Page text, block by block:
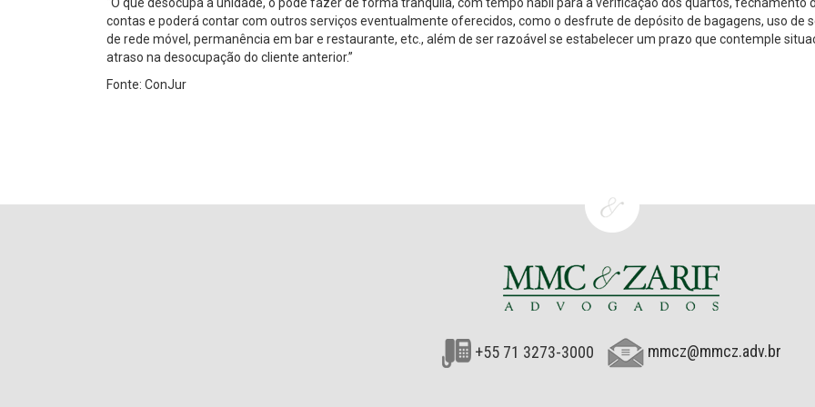
contas e poderá contar com outros serviços eventualmente oferecidos, como o desfrute de depósito de bagagens, uso de
de rede móvel, permanência em bar e restaurante, etc., além de ser razoável se estabelecer um prazo que contemple
atraso na desocupação do cliente anterior.”
Fonte: ConJur
+55 71 3273-3000 mmcz@mmcz.adv.br